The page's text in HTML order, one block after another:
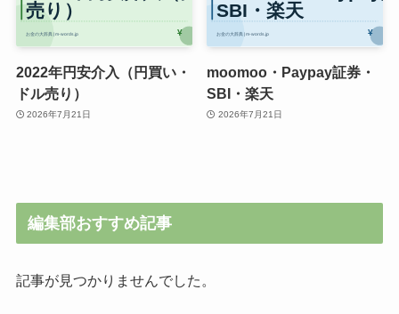
2022年円安介入（円買い・
ドル売り）
2026年7月21日
moomoo・Paypay証券・
SBI・楽天
2026年7月21日
編集部おすすめ記事
記事が見つかりませんでした。